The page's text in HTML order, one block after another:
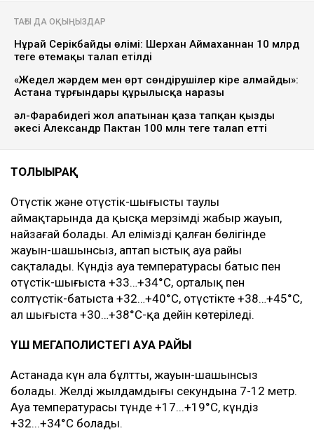
ТАҒЫ ДА ОҚЫҢЫЗДАР
Нұрай Серікбайдың өлімі: Шерхан Аймаханнан 10 млрд
теңге өтемақы талап етілді
«Жедел жәрдем мен өрт сөндірушілер кіре алмайды»:
Астана тұрғындары құрылысқа наразы
әл-Фарабидегі жол апатынан қаза тапқан қыздың
әкесі Александр Пактан 100 млн теңге талап етті
ТОЛЫҒЫРАҚ
Оңтүстік және оңтүстік-шығыстың таулы
аймақтарында да қысқа мерзімді жаңбыр жауып,
найзағай болады. Ал еліміздің қалған бөлігінде
жауын-шашынсыз, аптап ыстық ауа райы
сақталады. Күндіз ауа температурасы батыс пен
оңтүстік-шығыста +33…+34°C, орталық пен
солтүстік-батыста +32…+40°C, оңтүстікте +38…+45°C,
ал шығыста +30…+38°C-қа дейін көтеріледі.
ҮШ МЕГАПОЛИСТЕГІ АУА РАЙЫ
Астанада күн ала бұлтты, жауын-шашынсыз
болады. Желдің жылдамдығы секундына 7-12 метр.
Ауа температурасы түнде +17...+19°C, күндіз
+32...+34°C болады.